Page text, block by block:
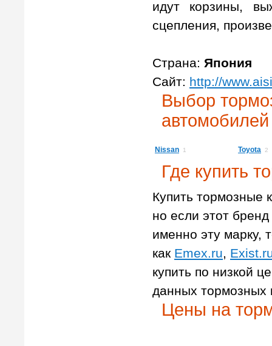
идут корзины,
сцепления,
Страна: Япония
Сайт: http://
Выбор
автомобилей
Nissan 1 Toyota 2
Где купить
Купить тормозные
но если этот
именно эту марку,
как Emex.ru,
купить по низкой
данных тормозных
Цены на